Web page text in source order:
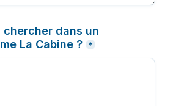
dans un
La Cabine ? *